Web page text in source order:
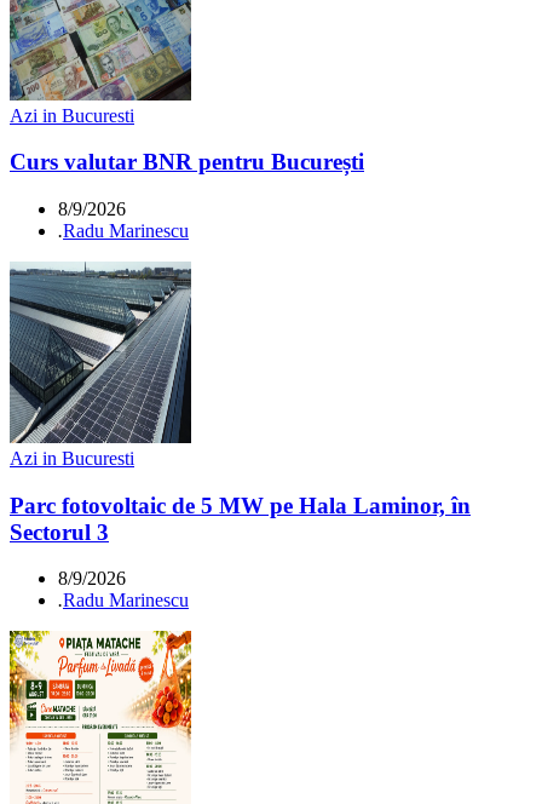
Azi in Bucuresti
Curs valutar BNR pentru București
8/9/2026
.Radu Marinescu
Azi in Bucuresti
Parc fotovoltaic de 5 MW pe Hala Laminor, în
Sectorul 3
8/9/2026
.Radu Marinescu